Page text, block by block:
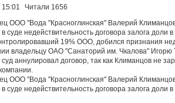
Читали 1656
ООО "Вода "Красноглинская" Валерий
в суде недействительность договора залога
19% ООО, добился признания
владельцу ОАО "Санаторий им. Чкалова" Игорю
аннулировал договор, так как Климанцов не
ООО "Вода "Красноглинская" Валерий
в суде недействительность договора залога